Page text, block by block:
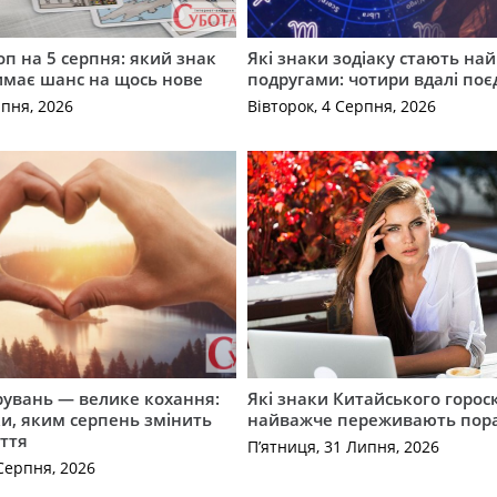
на 5 серпня: який знак
шанс на щось нове
2026
Які знаки зодіаку стають
подругами: чотири вдалі
Вівторок, 4 Серпня, 2026
— велике кохання:
яким серпень змінить
2026
Які знаки Китайського
найважче переживають
П’ятниця, 31 Липня, 2026